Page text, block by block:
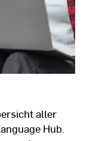
aller
Hub.